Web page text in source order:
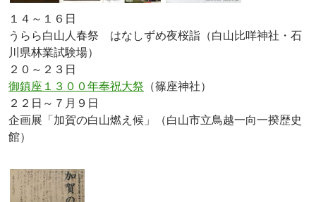
１４～１６日
うらら白山人春祭 はなしずめ夜桜詣（白山比咩神社・石
川県林業試験場）
２０～２３日
御鎮座１３００年奉祝大祭 （篠座神社）
２２日～７月９日
企画展「加賀の白山燃え候」（白山市立鳥越一向一揆歴史
館）